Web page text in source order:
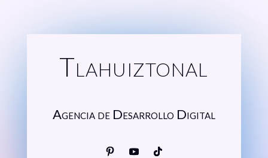
Tlahuiztonal
Agencia de Desarrollo Digital